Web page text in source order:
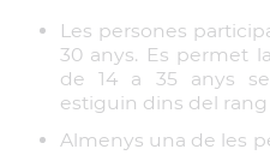
Les persones
30 anys. Es permet
de 14 a 35 anys
estiguin dins del rang
Almenys una de les